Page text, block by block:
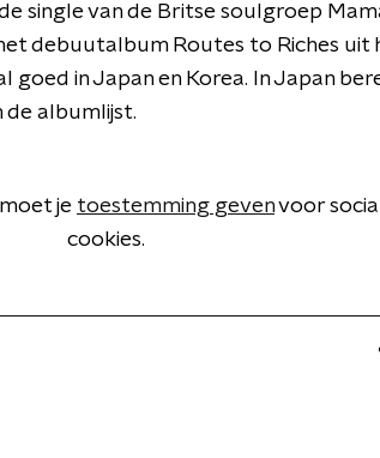
single van de Britse soulgroep
debuutalbum Routes to Riches uit
goed in Japan en Korea. In Japan
de albumlijst.
je toestemming gevenvoor
cookies.